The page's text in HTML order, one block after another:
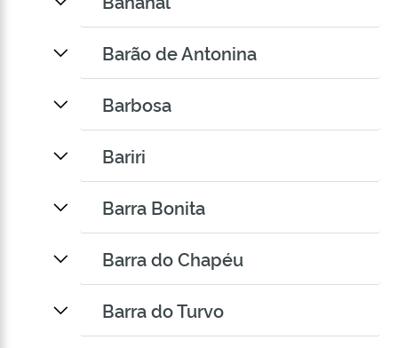
Barão de Antonina
Barbosa
Bariri
Barra Bonita
Barra do Chapéu
Barra do Turvo